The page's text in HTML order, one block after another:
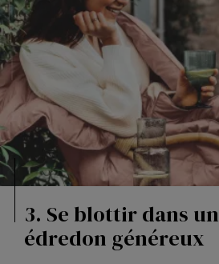
3. Se blottir dans un
édredon généreux